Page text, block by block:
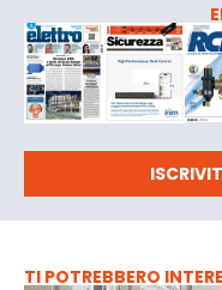
TI POTREBBERO